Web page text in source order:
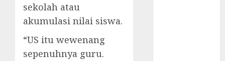
sekolah atau
akumulasi nilai siswa.
“US itu wewenang
sepenuhnya guru.